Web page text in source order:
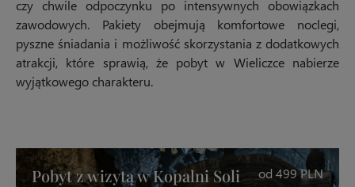
czy chwile odpoczynku po intensywnych obowiązkach
zawodowych. Pakiety obejmują komfortowe noclegi,
pyszne śniadania i możliwość skorzystania z dodatkowych
atrakcji, które sprawią, że pobyt w Wieliczce nabierze
wyjątkowego charakteru.
Pobyt z wizytą w Kopalni Soli od 499 PLN